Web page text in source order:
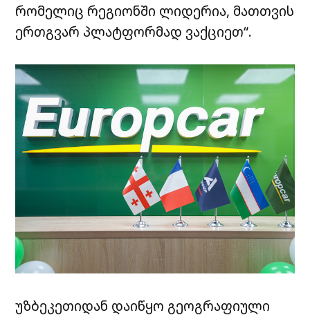
რომელიც რეგიონში ლიდერია, მათთვის
ერთგვარ პლატფორმად ვაქციეთ“.
უზბეკეთიდან დაიწყო გეოგრაფიული